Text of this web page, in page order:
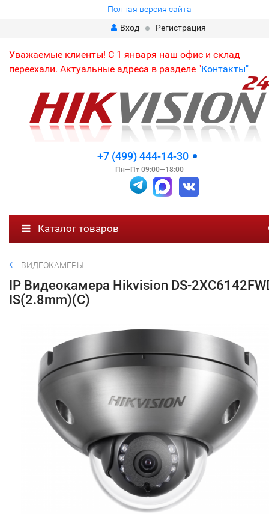
Полная версия сайта
Вход
Регистрация
Уважаемые клиенты! С 1 января наш офис и склад
переехали. Актуальные адреса в разделе "Контакты"
+7 (499) 444-14-30
Пн—Пт 09:00—18:00
Каталог товаров
ВИДЕОКАМЕРЫ
IP Видеокамера Hikvision DS-
IS(2.8mm)(C)